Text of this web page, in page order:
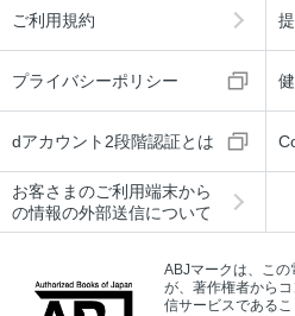
ご利用規約
プライバシーポリシー
dアカウント2段階認証とは
お客さまのご利用端末から
の情報の外部送信について
ABJマークは、この
が、著作権者から
信サービスである